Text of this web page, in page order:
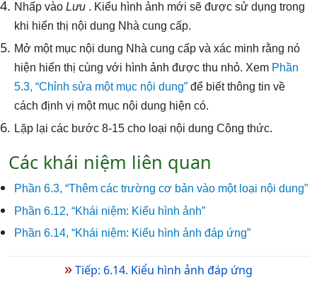
Nhấp vàoLưu . Kiểu hình ảnh mới sẽ được sử dụng trong
khi hiển thị nội dung Nhà cung cấp.
Mở một mục nội dung Nhà cung cấp và xác minh rằng nó
hiện hiển thị cùng với hình ảnh được thu nhỏ. Xem Phần
5.3, “Chỉnh sửa một mục nội dung” để biết thông tin về
cách định vị một mục nội dung hiện có.
Lặp lại các bước 8-15 cho loại nội dung Công thức.
Các khái niệm liên quan
Phần 6.3, “Thêm các trường cơ bản vào một loại nội dung”
Phần 6.12, “Khái niệm: Kiểu hình ảnh”
Phần 6.14, “Khái niệm: Kiểu hình ảnh đáp ứng”
»Tiếp: 6.14. Kiểu hình ảnh đáp ứng